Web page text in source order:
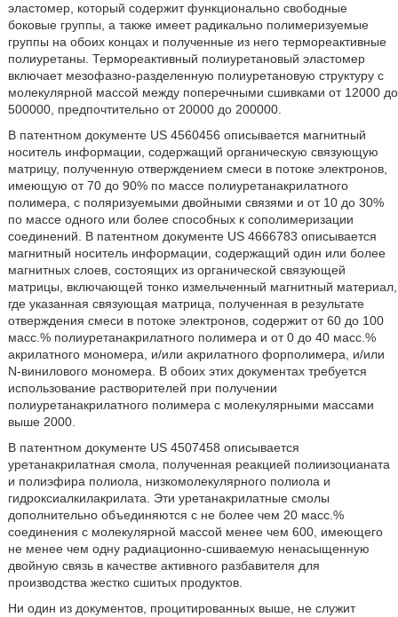
эластомер, который содержит функционально свободные
боковые группы, а также имеет радикально полимеризуемые
группы на обоих концах и полученные из него термореактивные
полиуретаны. Термореактивный полиуретановый эластомер
включает мезофазно-разделенную полиуретановую структуру с
молекулярной массой между поперечными сшивками от 12000 до
500000, предпочтительно от 20000 до 200000.
В патентном документе US 4560456 описывается магнитный
носитель информации, содержащий органическую связующую
матрицу, полученную отверждением смеси в потоке электронов,
имеющую от 70 до 90% по массе полиуретанакрилатного
полимера, с поляризуемыми двойными связями и от 10 до 30%
по массе одного или более способных к сополимеризации
соединений. В патентном документе US 4666783 описывается
магнитный носитель информации, содержащий один или более
магнитных слоев, состоящих из органической связующей
матрицы, включающей тонко измельченный магнитный материал,
где указанная связующая матрица, полученная в результате
отверждения смеси в потоке электронов, содержит от 60 до 100
масс.% полиуретанакрилатного полимера и от 0 до 40 масс.%
акрилатного мономера, и/или акрилатного форполимера, и/или
N-винилового мономера. В обоих этих документах требуется
использование растворителей при получении
полиуретанакрилатного полимера с молекулярными массами
выше 2000.
В патентном документе US 4507458 описывается
уретанакрилатная смола, полученная реакцией полиизоцианата
и полиэфира полиола, низкомолекулярного полиола и
гидроксиалкилакрилата. Эти уретанакрилатные смолы
дополнительно объединяются с не более чем 20 масс.%
соединения с молекулярной массой менее чем 600, имеющего
не менее чем одну радиационно-сшиваемую ненасыщенную
двойную связь в качестве активного разбавителя для
производства жестко сшитых продуктов.
Ни один из документов, процитированных выше, не служит